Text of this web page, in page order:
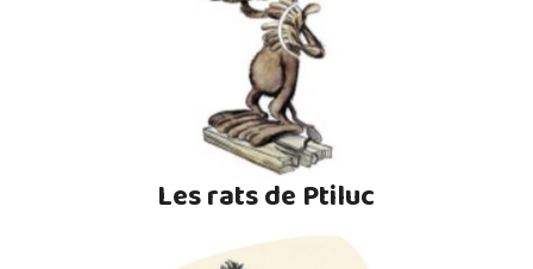
Les rats de Ptiluc